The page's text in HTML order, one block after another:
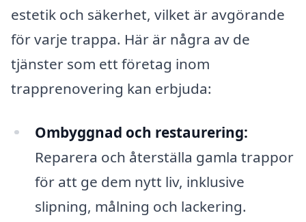
estetik och säkerhet, vilket är avgörande
för varje trappa. Här är några av de
tjänster som ett företag inom
trapprenovering kan erbjuda:
Ombyggnad och restaurering:
Reparera och återställa gamla trappor
för att ge dem nytt liv, inklusive
slipning, målning och lackering.